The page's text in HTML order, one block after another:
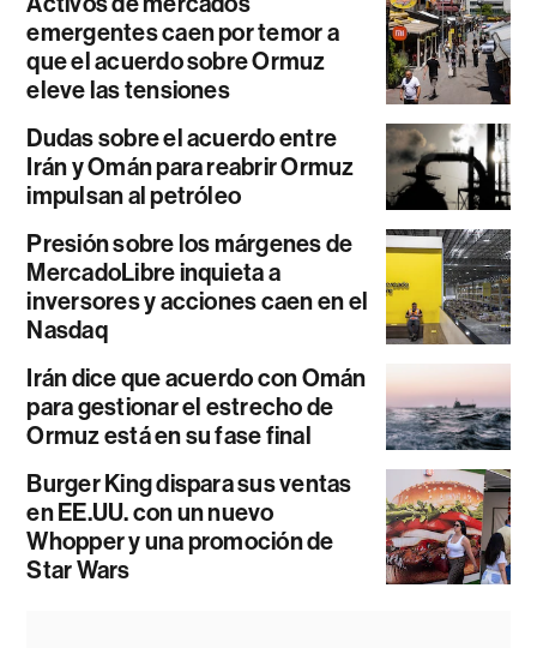
emergentes caen por temor a
que el acuerdo sobre Ormuz
eleve las tensiones
Dudas sobre el acuerdo entre
Irán y Omán para reabrir Ormuz
impulsan al petróleo
Presión sobre los márgenes de
MercadoLibre inquieta a
inversores y acciones caen en el
Nasdaq
Irán dice que acuerdo con Omán
para gestionar el estrecho de
Ormuz está en su fase final
Burger King dispara sus ventas
en EE.UU. con un nuevo
Whopper y una promoción de
Star Wars